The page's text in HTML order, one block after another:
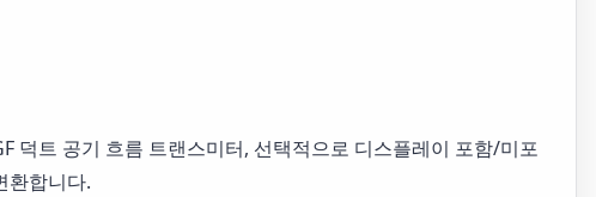
덕트 공기 흐름 트랜스미터, 선택적으로 디스플레이 포함/미포
환합니다.